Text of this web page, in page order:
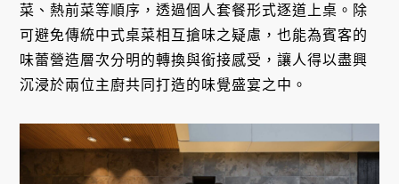
菜、熱前菜等順序，透過個人套餐形式逐道上桌。除
可避免傳統中式桌菜相互搶味之疑慮，也能為賓客的
味蕾營造層次分明的轉換與銜接感受，讓人得以盡興
沉浸於兩位主廚共同打造的味覺盛宴之中。